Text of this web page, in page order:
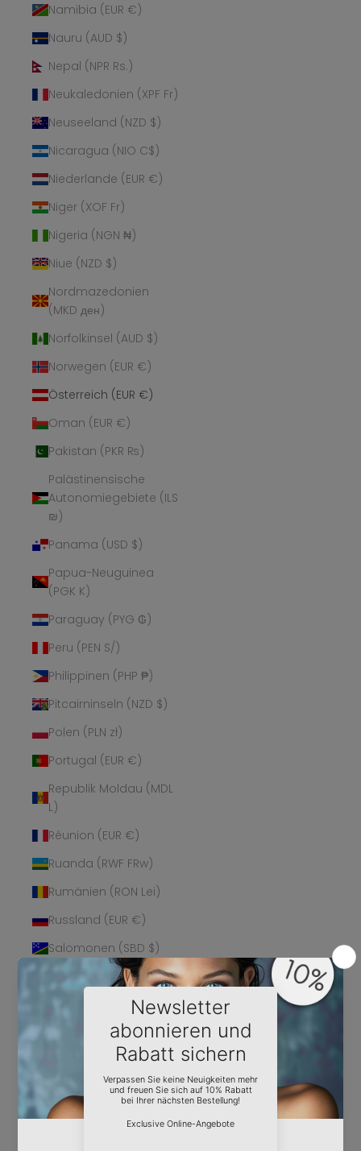
Namibia (EUR €)
Nauru (AUD $)
Nepal (NPR Rs.)
Neukaledonien (XPF Fr)
Neuseeland (NZD $)
Nicaragua (NIO C$)
Niederlande (EUR €)
Niger (XOF Fr)
Nigeria (NGN ₦)
Niue (NZD $)
Nordmazedonien
(MKD ден)
Norfolkinsel (AUD $)
Norwegen (EUR €)
Österreich (EUR €)
Oman (EUR €)
Pakistan (PKR ₨)
Palästinensische
Autonomiegebiete (ILS
₪)
Panama (USD $)
Papua-Neuguinea
(PGK K)
Paraguay (PYG ₲)
Peru (PEN S/)
Philippinen (PHP ₱)
Pitcairninseln (NZD $)
Polen (PLN zł)
Portugal (EUR €)
Republik Moldau (MDL
L)
Réunion (EUR €)
Ruanda (RWF FRw)
Rumänien (RON Lei)
Russland (EUR €)
Salomonen (SBD $)
Sambia (EUR €)
Samoa (WST T)
San Marino (EUR €)
São Tomé und
Príncipe (STD Db)
Saudi-Arabien (SAR